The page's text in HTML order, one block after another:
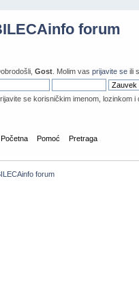
forum
Gost . Molim vasprijavite se ili
se korisničkim imenom, lozinkom i
Početna Pomoć Pretraga
forum